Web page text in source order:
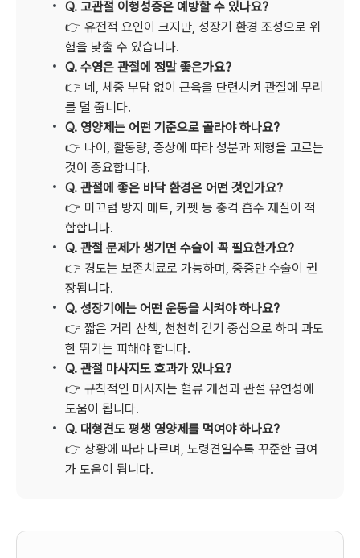
Q. 고관절 이형성증은 예방할 수 있나요?
👉 유전적 요인이 크지만, 성장기 환경 조성으로 위
험을 낮출 수 있습니다.
Q. 수영은 관절에 정말 좋은가요?
👉 네, 체중 부담 없이 근육을 단련시켜 관절에 무리
를 덜 줍니다.
Q. 영양제는 어떤 기준으로 골라야 하나요?
👉 나이, 활동량, 증상에 따라 성분과 제형을 고르는
것이 중요합니다.
Q. 관절에 좋은 바닥 환경은 어떤 것인가요?
👉 미끄럼 방지 매트, 카펫 등 충격 흡수 재질이 적
합합니다.
Q. 관절 문제가 생기면 수술이 꼭 필요한가요?
👉 경도는 보존치료로 가능하며, 중증만 수술이 권
장됩니다.
Q. 성장기에는 어떤 운동을 시켜야 하나요?
👉 짧은 거리 산책, 천천히 걷기 중심으로 하며 과도
한 뛰기는 피해야 합니다.
Q. 관절 마사지도 효과가 있나요?
👉 규칙적인 마사지는 혈류 개선과 관절 유연성에
도움이 됩니다.
Q. 대형견도 평생 영양제를 먹여야 하나요?
👉 상황에 따라 다르며, 노령견일수록 꾸준한 급여
가 도움이 됩니다.